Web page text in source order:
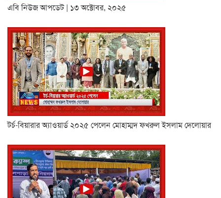
এবি নিউজ আপডেট | ১৩ অক্টোবর, ২০২৫
টর্চ-বিয়ারার অ্যাওয়ার্ড ২০২৫ পেলেন মোহাম্মদ ফখরুল ইসলাম দেলোয়ার